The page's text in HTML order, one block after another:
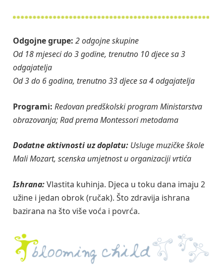
Odgojne grupe: 2 odgojne skupine
Od 18 mjeseci do 3 godine, trenutno 10 djece sa 3
odgajatelja
Od 3 do 6 godina, trenutno 33 djece sa 4 odgajatelja
Programi: Redovan predškolski program Ministarstva
obrazovanja;Rad prema Montessori metodama
Dodatne aktivnosti uz doplatu: Usluge muzičke škole
Mali Mozart, scenska umjetnost u organizaciji vrtića
Ishrana:Vlastita kuhinja. Djeca u toku dana imaju 2
užine i jedan obrok (ručak). Što zdravija ishrana
bazirana na što više voća i povrća.